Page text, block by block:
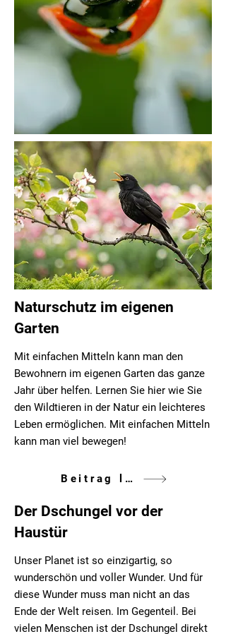
Naturschutz im eigenen
Garten
Mit einfachen Mitteln kann man den
Bewohnern im eigenen Garten das ganze
Jahr über helfen. Lernen Sie hier wie Sie
den Wildtieren in der Natur ein leichteres
Leben ermöglichen. Mit einfachen Mitteln
kann man viel bewegen!
Beitrag lesen
Der Dschungel vor der
Haustür
Unser Planet ist so einzigartig, so
wunderschön und voller Wunder. Und für
diese Wunder muss man nicht an das
Ende der Welt reisen. Im Gegenteil. Bei
vielen Menschen ist der Dschungel direkt